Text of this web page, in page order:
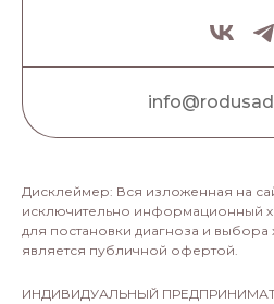
Дисклеймер: Вся изложенная на
исключительно информационный
для постановки диагноза и выбора
является публичной офертой.
ИНДИВИДУАЛЬНЫЙ